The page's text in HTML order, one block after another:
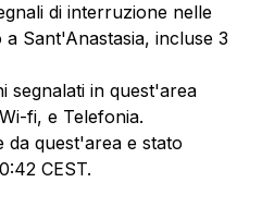
di interruzione nelle
Sant'Anastasia, incluse 3
segnalati in quest'area
fi, e Telefonia.
da quest'area e stato
CEST.